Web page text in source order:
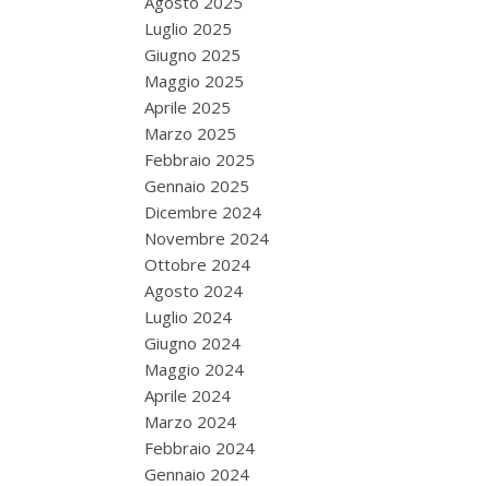
Luglio 2025
Giugno 2025
Maggio 2025
Aprile 2025
Marzo 2025
Febbraio 2025
Gennaio 2025
Dicembre 2024
Novembre 2024
Ottobre 2024
Agosto 2024
Luglio 2024
Giugno 2024
Maggio 2024
Aprile 2024
Marzo 2024
Febbraio 2024
Gennaio 2024